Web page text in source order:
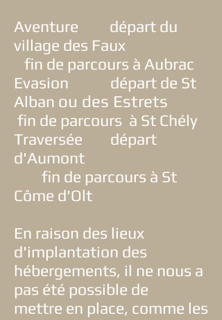
Aventure départ du
village des Faux
fin de parcours à Aubrac
Evasion départ de St
Alban ou des Estrets
fin de parcours à St Chély
Traversée départ
d'Aumont
fin de parcours à St
Côme d'Olt
En raison des lieux
d'implantation des
hébergements, il ne nous a
pas été possible de
mettre en place, comme les